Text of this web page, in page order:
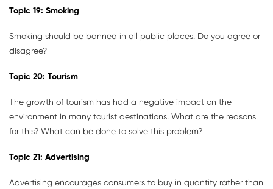
Topic 19: Smoking
Smoking should be banned in all public places. Do you agree or
disagree?
Topic 20: Tourism
The growth of tourism has had a negative impact on the
environment in many tourist destinations. What are the reasons
for this? What can be done to solve this problem?
Topic 21: Advertising
Advertising encourages consumers to buy in quantity rather than